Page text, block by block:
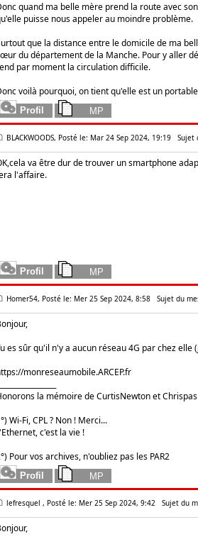
quand ma belle mère prend la route avec
puisse nous appeler au moindre problème.
que la distance entre le domicile de ma
du département de la Manche. Pour y aller
par moment la circulation difficile.
voilà pourquoi, on tient qu'elle est un
BLACKWOODS, Posté le: Mar 24 Sep 2024, 19:19 Sujet
va être dur de trouver un smartphone
l'affaire.
Homer54, Posté le: Mer 25 Sep 2024, 8:58 Sujet du
es sûr qu'il n'y a aucun réseau 4G par chez
monreseaumobile.ARCEP.fr
la mémoire de CurtisNewton et Chrispas
Wi-Fi, CPL ? Non ! Merci...
c'est la vie !
Pour vos archives, n'oubliez pas les PAR2
lefresquel , Posté le: Mer 25 Sep 2024, 9:42 Sujet du